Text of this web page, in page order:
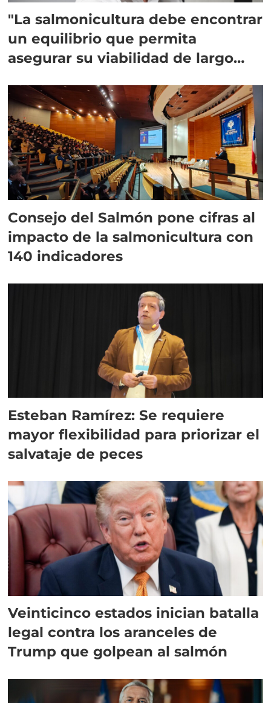
"La salmonicultura debe encontrar
un equilibrio que permita
asegurar su viabilidad de largo
Consejo del Salmón pone cifras al
impacto de la salmonicultura con
140 indicadores
Esteban Ramírez: Se requiere
mayor flexibilidad para priorizar el
salvataje de peces
Veinticinco estados inician batalla
legal contra los aranceles de
Trump que golpean al salmón